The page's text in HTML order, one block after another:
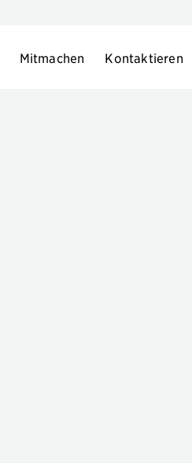
Mitmachen Kontaktieren